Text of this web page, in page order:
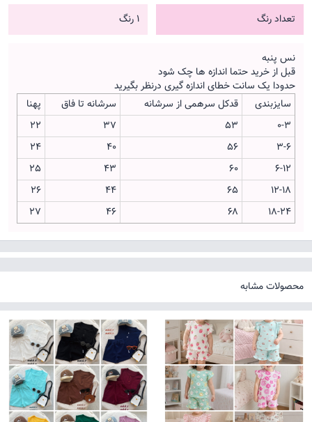
تعداد رنگ 1 رنگ
نس پنبه
قبل از خرید حتما اندازه ها چک شود
حدودا یک سانت خطای اندازه گیری درنظر بگیرید
سایزبندی
قدکل سرهمی از سرشانه سرشانه تا فاق
پهنا
0-3
۵۳ 37
22
3-6
56 ۴۰
24
6-12
۶۰ ۴۳
25
12-18
۶۵ ۴۴
26
18-24
۶۸ ۴۶ 27
محصولات مشابه